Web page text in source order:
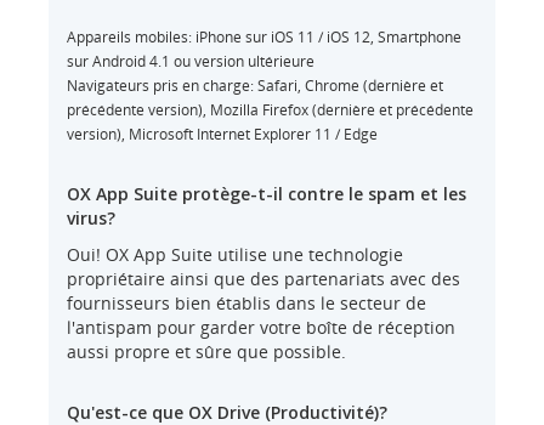
Appareils mobiles: iPhone sur iOS 11 / iOS 12, Smartphone
sur Android 4.1 ou version ultérieure
Navigateurs pris en charge: Safari, Chrome (dernière et
précédente version), Mozilla Firefox (dernière et précédente
version), Microsoft Internet Explorer 11 / Edge
OX App Suite protège-t-il contre le spam et les
virus?
Oui! OX App Suite utilise une technologie
propriétaire ainsi que des partenariats avec des
fournisseurs bien établis dans le secteur de
l'antispam pour garder votre boîte de réception
aussi propre et sûre que possible.
Qu'est-ce que OX Drive (Productivité)?